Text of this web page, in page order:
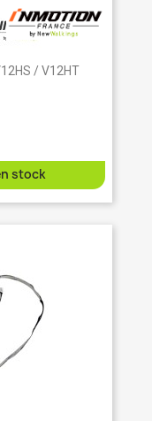
/ V12HT
stock